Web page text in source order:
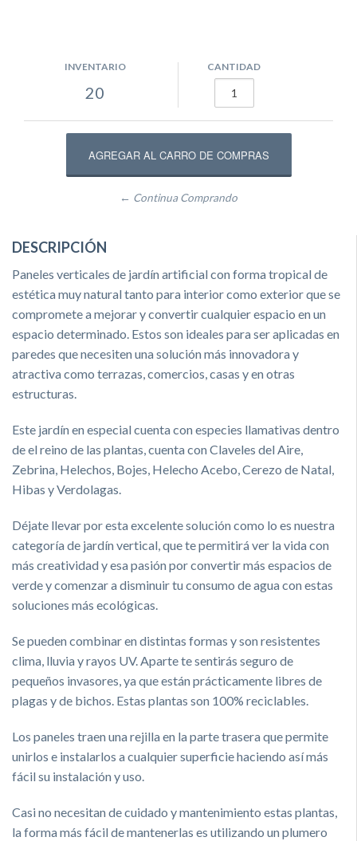
INVENTARIO
20
CANTIDAD
← Continua Comprando
DESCRIPCIÓN
Paneles verticales de jardín artificial con forma tropical de
estética muy natural tanto para interior como exterior que se
compromete a mejorar y convertir cualquier espacio en un
espacio determinado. Estos son ideales para ser aplicadas en
paredes que necesiten una solución más innovadora y
atractiva como terrazas, comercios, casas y en otras
estructuras.
Este jardín en especial cuenta con especies llamativas dentro
de el reino de las plantas, cuenta con Claveles del Aire,
Zebrina, Helechos, Bojes, Helecho Acebo, Cerezo de Natal,
Hibas y Verdolagas.
Déjate llevar por esta excelente solución como lo es nuestra
categoría de jardín vertical, que te permitirá ver la vida con
más creatividad y esa pasión por convertir más espacios de
verde y comenzar a disminuir tu consumo de agua con estas
soluciones más ecológicas.
Se pueden combinar en distintas formas y son resistentes
clima, lluvia y rayos UV. Aparte te sentirás seguro de
pequeños invasores, ya que están prácticamente libres de
plagas y de bichos. Estas plantas son 100% reciclables.
Los paneles traen una rejilla en la parte trasera que permite
unirlos e instalarlos a cualquier superficie haciendo así más
fácil su instalación y uso.
Casi no necesitan de cuidado y mantenimiento estas plantas,
la forma más fácil de mantenerlas es utilizando un plumero